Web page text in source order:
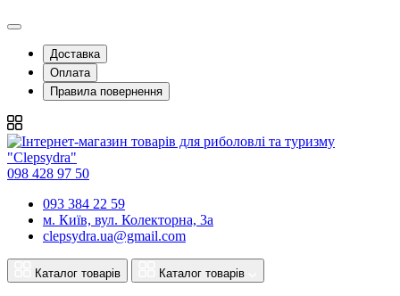
Доставка
Оплата
Правила повернення
098 428 97 50
093 384 22 59
м. Київ, вул. Колекторна, 3а
clepsydra.ua@gmail.com
Каталог товарів Каталог товарів